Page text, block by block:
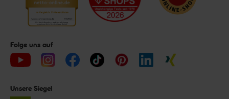
Folge uns auf
Unsere Siegel